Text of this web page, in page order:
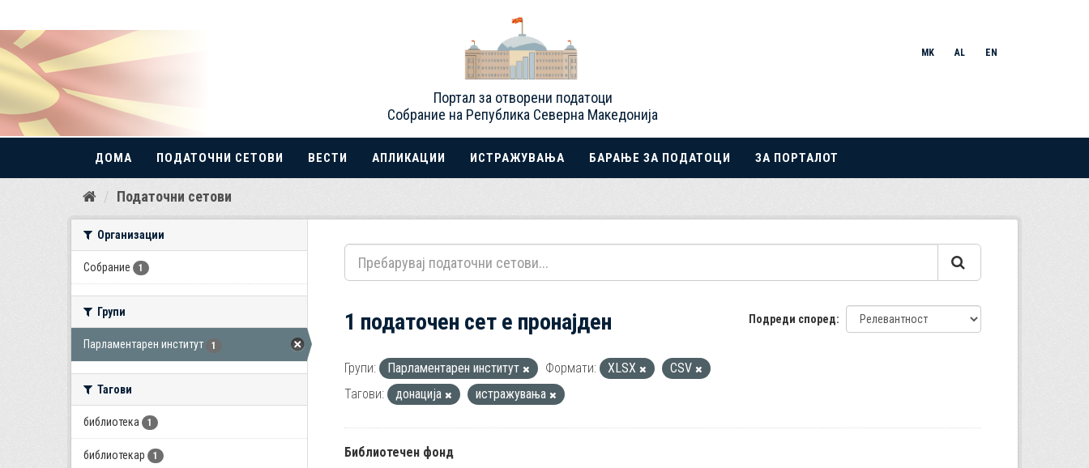
Прескокнете
Портал за отворени податоци
Собрание на Република Северна Македонија
MK AL EN
ДОМА ПОДАТОЧНИ СЕТОВИ ВЕСТИ АПЛИКАЦИИ ИСТРАЖУВАЊА БАРАЊЕ ЗА ПОДАТОЦИ ЗА ПОРТАЛОТ
Податочни сетови
Организации
Собрание 1
Групи
Парламентарен институт 1
Тагови
библиотека 1
библиотекар 1
Подреди според
1 податочен сет е пронајден
Групи: Парламентарен институт Формати: XLSX
CSV
Тагови:
донација истражувања
Библиотечен фонд